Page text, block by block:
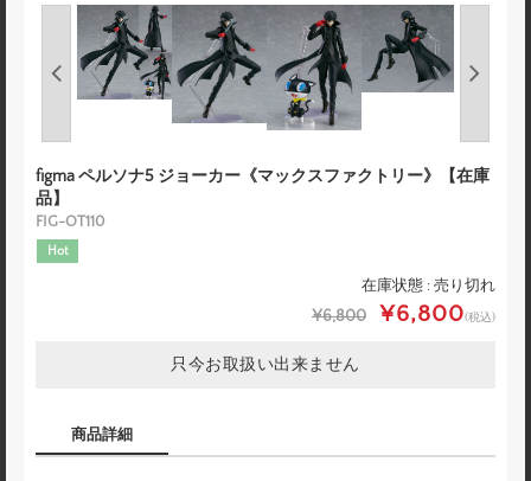
figma ペルソナ5 ジョーカー《マックスファクトリー》【在庫
品】
FIG-OT110
Hot
在庫状態 : 売り切れ
¥6,800 ¥6,800(税込)
只今お取扱い出来ません
商品詳細